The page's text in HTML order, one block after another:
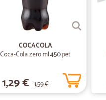
COCACOLA
Coca-Cola zero ml.450 pet
1,29 € 1,59 €